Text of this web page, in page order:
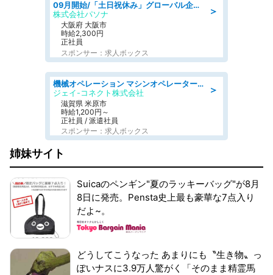
＞
09月開始/「土日祝休み」グローバル企業での産業保健のお仕事/保健師/高時給/残業なし/服装自由
株式会社パソナ
大阪府 大阪市
時給2,300円
正社員
スポンサー：求人ボックス
＞
機械オペレーション マシンオペレーター/皆勤手当有/未経験可
ジェイ-コネクト株式会社
滋賀県 米原市
時給1,200円～
正社員 / 派遣社員
スポンサー：求人ボックス
姉妹サイト
Suicaのペンギン"夏のラッキーバッグ"が8月
8日に発売。Pensta史上最も豪華な7点入り
だよ~。
どうしてこうなった あまりにも〝生き物〟っ
ぽいナスに3.9万人驚がく「そのまま精霊馬